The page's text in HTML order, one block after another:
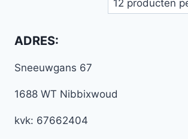
ADRES:
Sneeuwgans 67
1688 WT Nibbixwoud
kvk: 67662404